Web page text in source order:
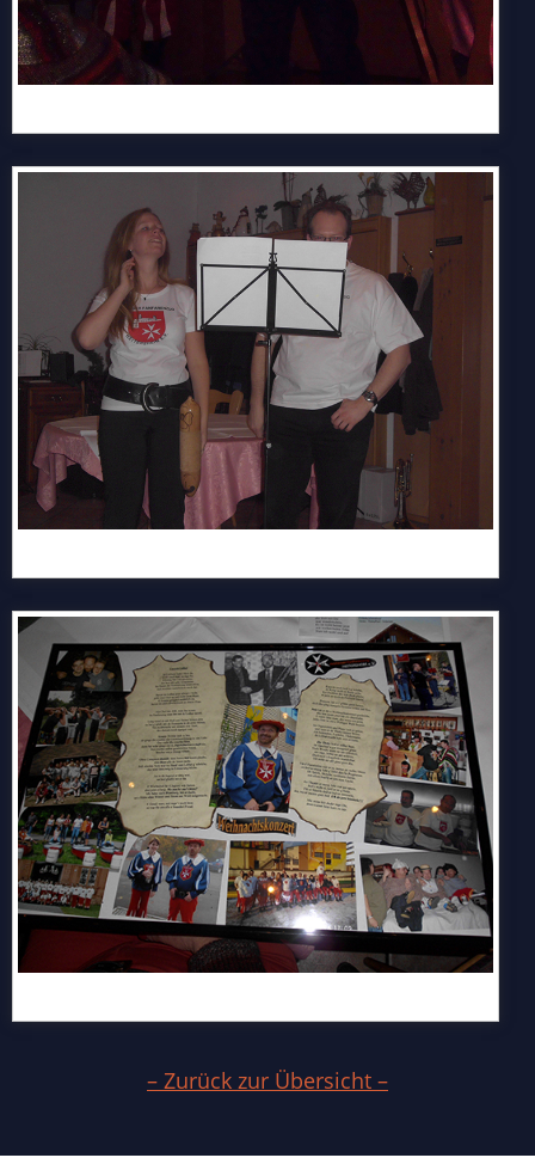
– Zurück zur Übersicht –